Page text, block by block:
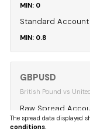
0
0.8
Standard Account
GBPUSD
British Pound vs
0
Raw Spread
The spread data displayed
conditions.